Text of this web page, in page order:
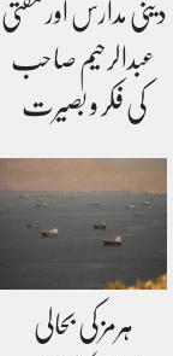
دینی مدارس اور مفتی
عبدالرحیم صاحب
کی فکر و بصیرت
ہرمز کی بحالی